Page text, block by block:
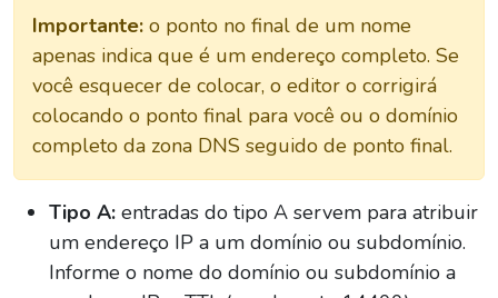
Importante: o ponto no final de um nome
apenas indica que é um endereço completo. Se
você esquecer de colocar, o editor o corrigirá
colocando o ponto final para você ou o domínio
completo da zona DNS seguido de ponto final.
Tipo A: entradas do tipo A servem para atribuir
um endereço IP a um domínio ou subdomínio.
Informe o nome do domínio ou subdomínio a